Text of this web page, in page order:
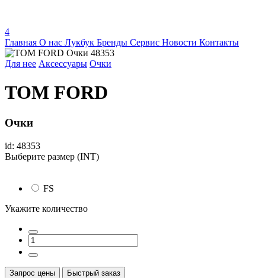
4
Главная О нас Лукбук Бренды Сервис Новости Контакты
Для нее Аксессуары Очки
TOM FORD
Очки
id: 48353
Выберите размер (INT)
FS
Укажите количество
Запрос цены Быстрый заказ